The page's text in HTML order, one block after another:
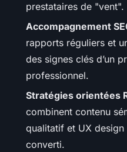
prestataires de "vent".
Accompagnement
rapports réguliers et
des signes clés d’un
professionnel.
Stratégies orientées
combinent contenu
qualitatif et UX
converti.